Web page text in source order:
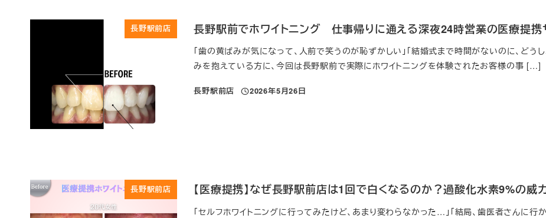
長野駅前店 長野駅前でホワイトニング 仕事帰りに通える深夜24時営業の医療提携
「歯の黄ばみが気になって、人前で笑うのが恥ずかしい」「結婚式まで時間がないのに、どう
みを抱えている方に、今回は長野駅前で実際にホワイトニングを体験されたお客様の事 […]
長野駅前店
投稿日
2026年5月26日
長野駅前店 【医療提携】なぜ長野駅前店は1回で白くなるのか？過酸化水素9%の威
「セルフホワイトニングに行ってみたけど、あまり変わらなかった…」「結局、歯医者さんに